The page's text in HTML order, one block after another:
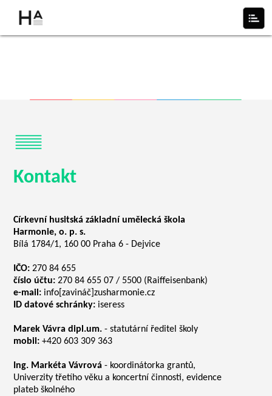
Kontakt
Církevní husitská základní umělecká škola
Harmonie, o. p. s.
Bílá 1784/1, 160 00 Praha 6 - Dejvice
IČO: 270 84 655
číslo účtu: 270 84 655 07 / 5500 (Raiffeisenbank)
e-mail: info[zavináč]zusharmonie.cz
ID datové schránky: iseress
Marek Vávra dipl.um. - statutární ředitel školy
mobil: +420 603 309 363
Ing. Markéta Vávrová - koordinátorka grantů,
Univerzity třetího věku a koncertní činnosti, evidence
plateb školného